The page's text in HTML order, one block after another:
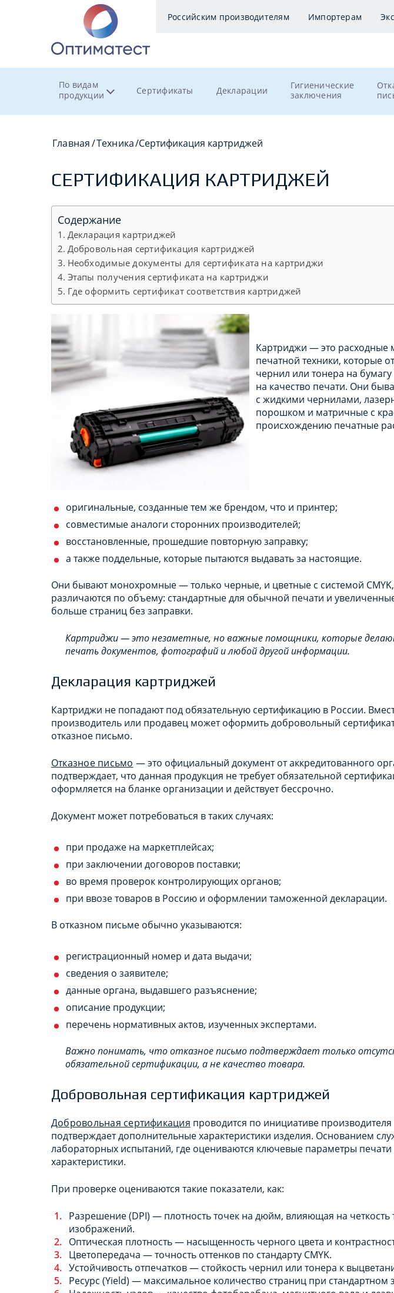
Российским производителям Импортерам
По видам
продукции
Сертификаты Декларации
Гигиенические
заключения
Главная/Техника/Сертификация картриджей
СЕРТИФИКАЦИЯ КАРТРИДЖЕЙ
Содержание
Декларация картриджей
Добровольная сертификация картриджей
Необходимые документы для сертификата на картриджи
Этапы получения сертификата на картриджи
Где оформить сертификат соответствия картриджей
Картриджи — это расходные
печатной техники, которые
чернил или тонера на
на качество печати. Они
с жидкими чернилами,
порошком и матричные с
происхождению печатные
оригинальные, созданные тем же брендом, что и принтер;
совместимые аналоги сторонних производителей;
восстановленные, прошедшие повторную заправку;
а также поддельные, которые пытаются выдавать за настоящие.
Они бывают монохромные — только черные, и цветные с системой
различаются по объему: стандартные для обычной печати и
больше страниц без заправки.
Картриджи — это незаметные, но важные помощники, которые
печать документов, фотографий и любой другой информации.
Декларация картриджей
Картриджи не попадают под обязательную сертификацию в России.
производитель или продавец может оформить добровольный
отказное письмо.
Отказное письмо — это официальный документ от аккредитованного
подтверждает, что данная продукция не требует обязательной
оформляется на бланке организации и действует бессрочно.
Документ может потребоваться в таких случаях:
при продаже на маркетплейсах;
при заключении договоров поставки;
во время проверок контролирующих органов;
при ввозе товаров в Россию и оформлении таможенной декларации.
В отказном письме обычно указываются:
регистрационный номер и дата выдачи;
сведения о заявителе;
данные органа, выдавшего разъяснение;
описание продукции;
перечень нормативных актов, изученных экспертами.
Важно понимать, что отказное письмо подтверждает только
обязательной сертификации, а не качество товара.
Добровольная сертификация картриджей
Добровольная сертификация проводится по инициативе
подтверждает дополнительные характеристики изделия. Основанием
лабораторных испытаний, где оцениваются ключевые параметры
характеристики.
При проверке оцениваются такие показатели, как:
Разрешение (DPI) — плотность точек на дюйм, влияющая на четкость
изображений.
Оптическая плотность — насыщенность черного цвета и
Цветопередача — точность оттенков по стандарту CMYK.
Устойчивость отпечатков — стойкость чернил или тонера к
Ресурс (Yield) — максимальное количество страниц при стандартном